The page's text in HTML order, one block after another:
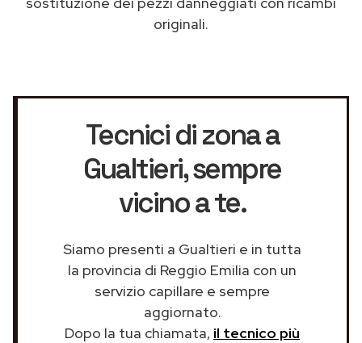
originali.
Tecnici di zona a
Gualtieri, sempre
vicino a te.
Siamo presenti a Gualtieri e in tutta
la provincia di Reggio Emilia con un
servizio capillare e sempre
aggiornato.
Dopo la tua chiamata, il tecnico più